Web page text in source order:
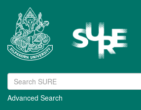
Advanced Search